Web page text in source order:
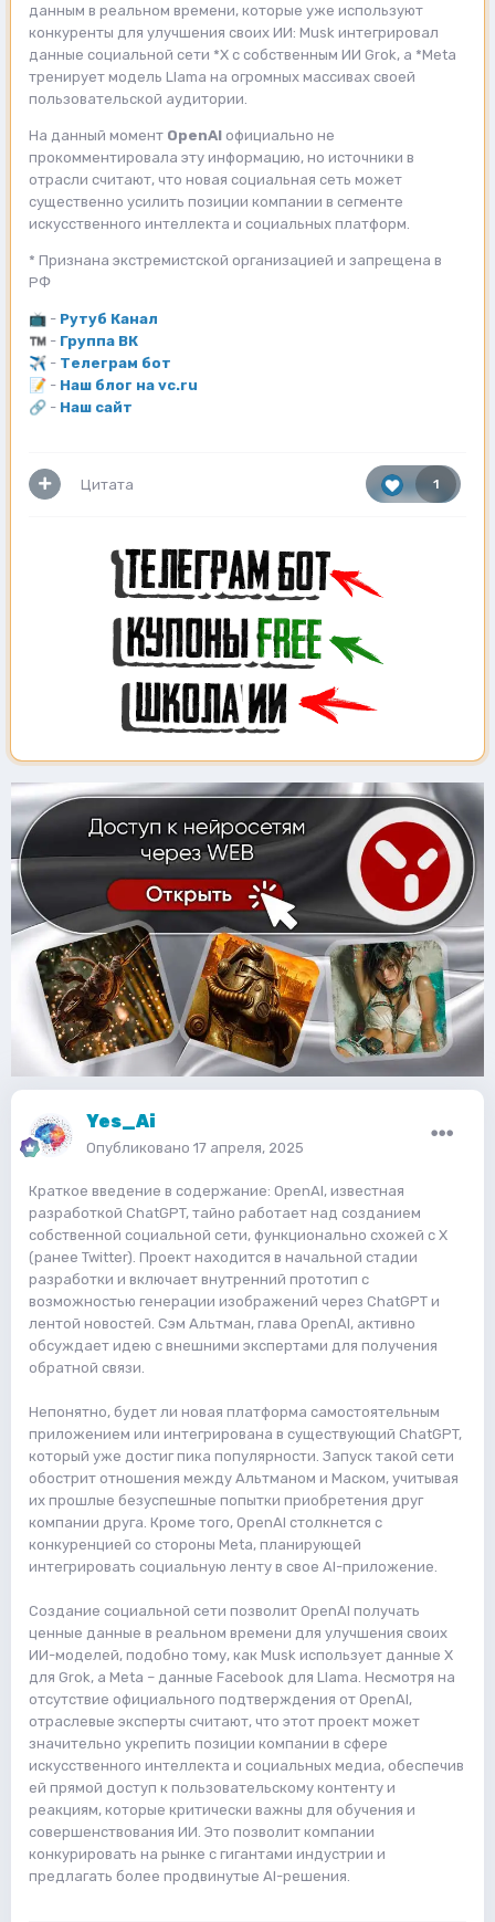
данным в реальном времени, которые уже используют
конкуренты для улучшения своих ИИ: Musk интегрировал
данные социальной сети *X с собственным ИИ Grok, а *Meta
тренирует модель Llama на огромных массивах своей
пользовательской аудитории.
На данный момент OpenAI официально не
прокомментировала эту информацию, но источники в
отрасли считают, что новая социальная сеть может
существенно усилить позиции компании в сегменте
искусственного интеллекта и социальных платформ.
* Признана экстремистской организацией и запрещена в
РФ
📺 - Рутуб Канал
™️ - Группа ВК
✈️ - Телеграм бот
📝 - Наш блог на vc.ru
🔗 - Наш сайт
1
Цитата
Yes_Ai
Опубликовано 17 апреля, 2025
Краткое введение в содержание: OpenAI, известная
разработкой ChatGPT, тайно работает над созданием
собственной социальной сети, функционально схожей с X
(ранее Twitter). Проект находится в начальной стадии
разработки и включает внутренний прототип с
возможностью генерации изображений через ChatGPT и
лентой новостей. Сэм Альтман, глава OpenAI, активно
обсуждает идею с внешними экспертами для получения
обратной связи.
Непонятно, будет ли новая платформа самостоятельным
приложением или интегрирована в существующий ChatGPT,
который уже достиг пика популярности. Запуск такой сети
обострит отношения между Альтманом и Маском, учитывая
их прошлые безуспешные попытки приобретения друг
компании друга. Кроме того, OpenAI столкнется с
конкуренцией со стороны Meta, планирующей
интегрировать социальную ленту в свое AI-приложение.
Создание социальной сети позволит OpenAI получать
ценные данные в реальном времени для улучшения своих
ИИ-моделей, подобно тому, как Musk использует данные X
для Grok, а Meta – данные Facebook для Llama. Несмотря на
отсутствие официального подтверждения от OpenAI,
отраслевые эксперты считают, что этот проект может
значительно укрепить позиции компании в сфере
искусственного интеллекта и социальных медиа, обеспечив
ей прямой доступ к пользовательскому контенту и
реакциям, которые критически важны для обучения и
совершенствования ИИ. Это позволит компании
конкурировать на рынке с гигантами индустрии и
предлагать более продвинутые AI-решения.